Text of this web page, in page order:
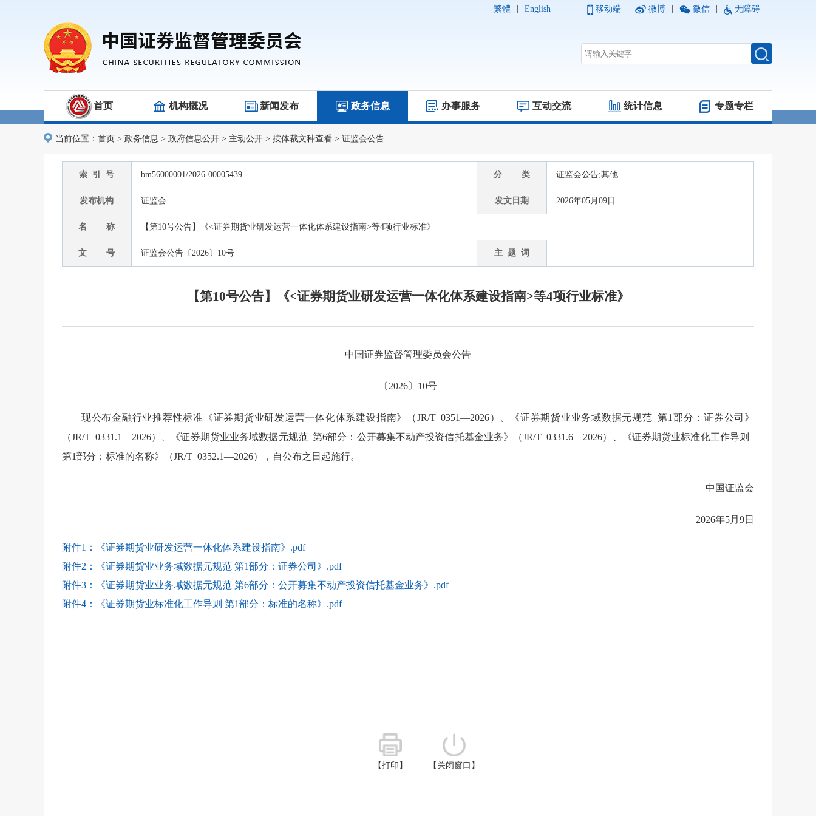
繁體 English 移动端 微博 微信 无障碍
首页 机构概况 新闻发布 政务信息 办事服务 互动交流 统计信息 专题专栏
当前位置： 首页 > 政务信息 > 政府信息公开 > 主动公开 > 按体裁文种查看 > 证监会公告
索 引 号 bm56000001/2026-00005439 分 类 证监会公告;其他
发布机构 证监会 发文日期 2026年05月09日
名 称 【第10号公告】《<证券期货业研发运营一体化体系建设指南>等4项行业标准》
文 号 证监会公告〔2026〕10号 主 题 词
【第10号公告】《<证券期货业研发运营一体化体系建设指南>等4项行业标准》
中国证券监督管理委员会公告
〔2026〕10号
现公布金融行业推荐性标准《证券期货业研发运营一体化体系建设指南》（JR/T 0351—2026）、《证券期货业业务域数据元规范 第1部分：证券公司》
（JR/T 0331.1—2026）、《证券期货业业务域数据元规范 第6部分：公开募集不动产投资信托基金业务》（JR/T 0331.6—2026）、《证券期货业标准化工作导则
第1部分：标准的名称》（JR/T 0352.1—2026），自公布之日起施行。
中国证监会
2026年5月9日
附件1：《证券期货业研发运营一体化体系建设指南》.pdf
附件2：《证券期货业业务域数据元规范 第1部分：证券公司》.pdf
附件3：《证券期货业业务域数据元规范 第6部分：公开募集不动产投资信托基金业务》.pdf
附件4：《证券期货业标准化工作导则 第1部分：标准的名称》.pdf
【打印】 【关闭窗口】